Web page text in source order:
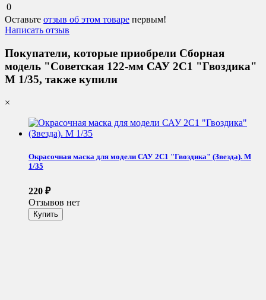
0
Оставьте отзыв об этом товаре первым!
Написать отзыв
Покупатели, которые приобрели Сборная
модель "Советская 122-мм САУ 2С1 "Гвоздика"
М 1/35, также купили
×
Окрасочная маска для модели САУ 2С1 "Гвоздика" (Звезда). М
1/35
220 ₽
Отзывов нет